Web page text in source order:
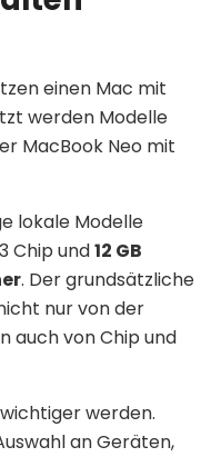
einen Mac mit
werden Modelle
MacBook Neo mit
lokale Modelle
Chip und12 GB
. Der grundsätzliche
nur von der
auch von Chip und
werden.
an Geräten,